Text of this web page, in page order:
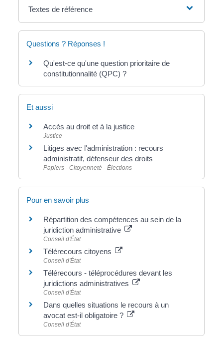
Textes de référence
Questions ? Réponses !
Qu'est-ce qu'une question prioritaire de
constitutionnalité (QPC) ?
Et aussi
Accès au droit et à la justice
Justice
Litiges avec l'administration : recours
administratif, défenseur des droits
Papiers - Citoyenneté - Élections
Pour en savoir plus
Répartition des compétences au sein de la
juridiction administrative
Conseil d'État
Télérecours citoyens
Conseil d'État
Télérecours - téléprocédures devant les
juridictions administratives
Conseil d'État
Dans quelles situations le recours à un
avocat est-il obligatoire ?
Conseil d'État